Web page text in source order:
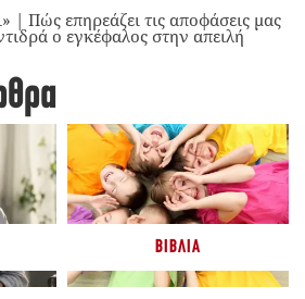
| Πώς επηρεάζει τις αποφάσεις μας
ο εγκέφαλος στην απειλή
ΒΙΒΛΊΑ